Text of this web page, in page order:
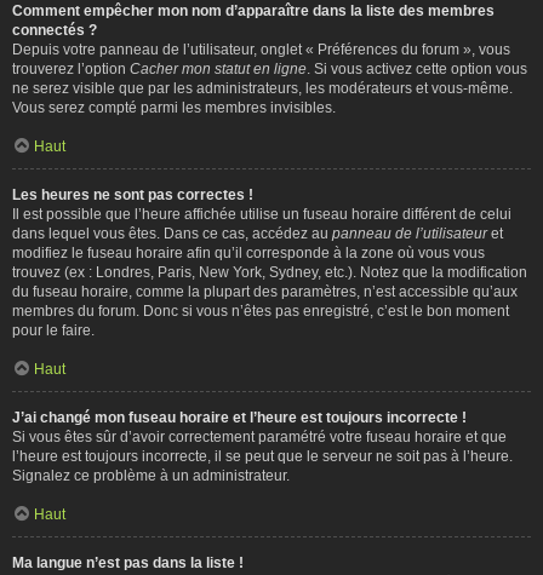
Comment empêcher mon nom d’apparaître dans la liste des membres
connectés ?
Depuis votre panneau de l’utilisateur, onglet « Préférences du forum », vous
trouverez l’option Cacher mon statut en ligne . Si vous activez cette option vous
ne serez visible que par les administrateurs, les modérateurs et vous-même.
Vous serez compté parmi les membres invisibles.
Haut
Les heures ne sont pas correctes !
Il est possible que l’heure affichée utilise un fuseau horaire différent de celui
dans lequel vous êtes. Dans ce cas, accédez au panneau de l’utilisateuret
modifiez le fuseau horaire afin qu’il corresponde à la zone où vous vous
trouvez (ex : Londres, Paris, New York, Sydney, etc.). Notez que la modification
du fuseau horaire, comme la plupart des paramètres, n’est accessible qu’aux
membres du forum. Donc si vous n’êtes pas enregistré, c’est le bon moment
pour le faire.
Haut
J’ai changé mon fuseau horaire et l’heure est toujours incorrecte !
Si vous êtes sûr d’avoir correctement paramétré votre fuseau horaire et que
l’heure est toujours incorrecte, il se peut que le serveur ne soit pas à l’heure.
Signalez ce problème à un administrateur.
Haut
Ma langue n’est pas dans la liste !